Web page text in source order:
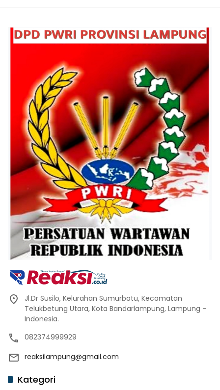
Jl.Dr Susilo, Kelurahan Sumurbatu, Kecamatan
Telukbetung Utara, Kota Bandarlampung, Lampung –
Indonesia.
082374999929
reaksilampung@gmail.com
Kategori